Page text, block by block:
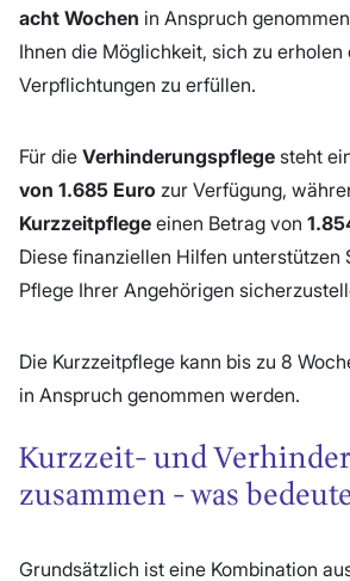
acht Wochen in Anspruch
Ihnen die Möglichkeit, sich zu erholen
Verpflichtungen zu erfüllen.
Für die Verhinderungspflege steht
von 1.685 Euro zur Verfügung,
Kurzzeitpflege einen Betrag von
Diese finanziellen Hilfen unterstützen
Pflege Ihrer Angehörigen
Die Kurzzeitpflege kann bis zu 8
in Anspruch genommen werden.
Kurzzeit- und
zusammen - was
Grundsätzlich ist eine Kombination